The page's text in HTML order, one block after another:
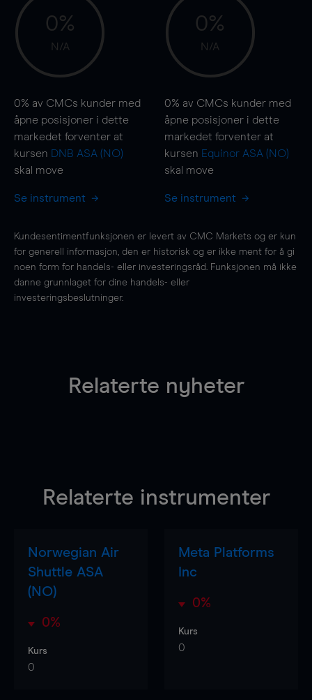
0%
N/A
0% av CMCs kunder med
åpne posisjoner i dette
markedet forventer at
kursen DNB ASA (NO)
skal move
Se instrument
0%
N/A
0% av CMCs kunder med
åpne posisjoner i dette
markedet forventer at
kursen Equinor ASA (NO)
skal move
Se instrument
Kundesentimentfunksjonen er levert av CMC Markets og er kun
for generell informasjon, den er historisk og er ikke ment for å gi
noen form for handels- eller investeringsråd. Funksjonen må ikke
danne grunnlaget for dine handels- eller
investeringsbeslutninger.
Relaterte nyheter
Relaterte instrumenter
Norwegian Air
Shuttle ASA
(NO)
0%
Kurs
0
Meta Platforms
Inc
0%
Kurs
0